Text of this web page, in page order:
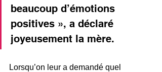
beaucoup d’émotions
positives », a déclaré
joyeusement la mère.
Lorsqu’on leur a demandé quel